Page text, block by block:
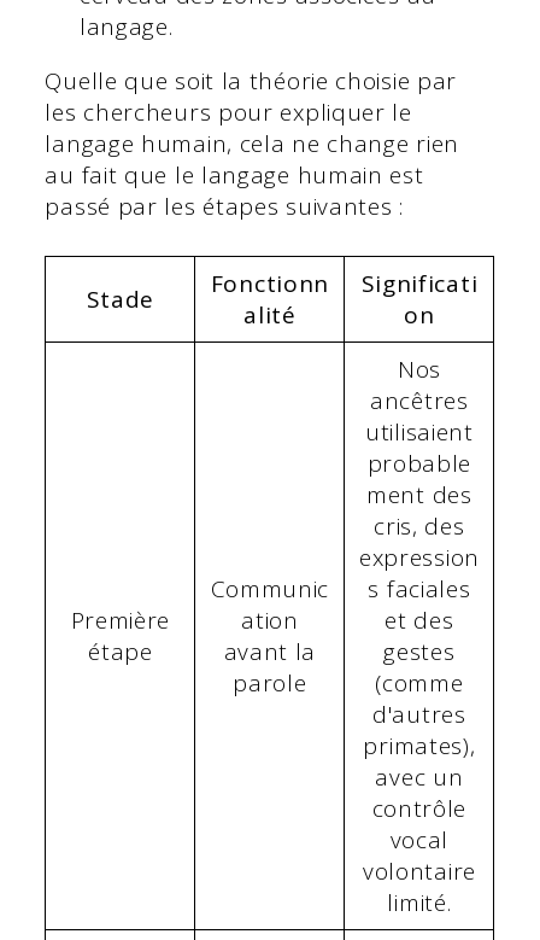
langage.
Quelle que soit la théorie choisie par
les chercheurs pour expliquer le
langage humain, cela ne change rien
au fait que le langage humain est
passé par les étapes suivantes :
Stade
Fonctionn
alité
Significati
on
Première
étape
Communic
ation
avant la
parole
Nos
ancêtres
utilisaient
probable
ment des
cris, des
expression
s faciales
et des
gestes
(comme
d'autres
primates),
avec un
contrôle
vocal
volontaire
limité.